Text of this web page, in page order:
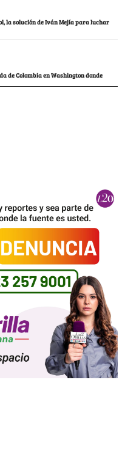
la solución de Iván Mejía para luchar
de Colombia en Washington donde